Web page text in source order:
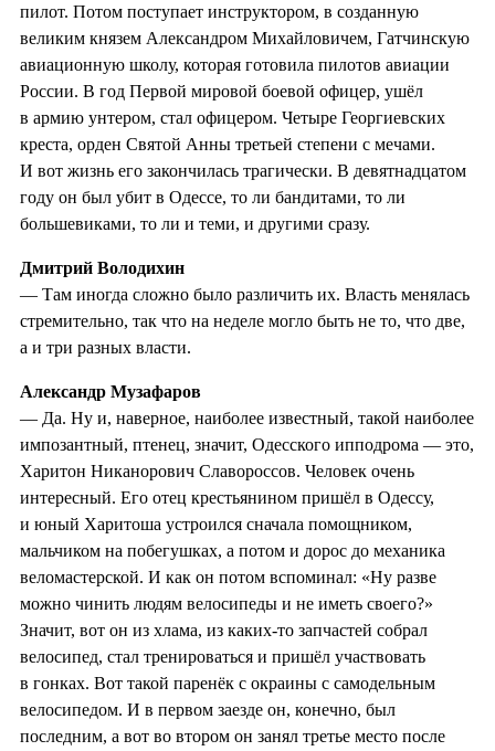
пилот. Потом поступает инструктором, в созданную
великим князем Александром Михайловичем, Гатчинскую
авиационную школу, которая готовила пилотов авиации
России. В год Первой мировой боевой офицер, ушёл
в армию унтером, стал офицером. Четыре Георгиевских
креста, орден Святой Анны третьей степени с мечами.
И вот жизнь его закончилась трагически. В девятнадцатом
году он был убит в Одессе, то ли бандитами, то ли
большевиками, то ли и теми, и другими сразу.
Дмитрий Володихин
— Там иногда сложно было различить их. Власть менялась
стремительно, так что на неделе могло быть не то, что две,
а и три разных власти.
Александр Музафаров
— Да. Ну и, наверное, наиболее известный, такой наиболее
импозантный, птенец, значит, Одесского ипподрома — это,
Харитон Никанорович Славороссов. Человек очень
интересный. Его отец крестьянином пришёл в Одессу,
и юный Харитоша устроился сначала помощником,
мальчиком на побегушках, а потом и дорос до механика
веломастерской. И как он потом вспоминал: «Ну разве
можно чинить людям велосипеды и не иметь своего?»
Значит, вот он из хлама, из каких-то запчастей собрал
велосипед, стал тренироваться и пришёл участвовать
в гонках. Вот такой паренёк с окраины с самодельным
велосипедом. И в первом заезде он, конечно, был
последним, а вот во втором он занял третье место после